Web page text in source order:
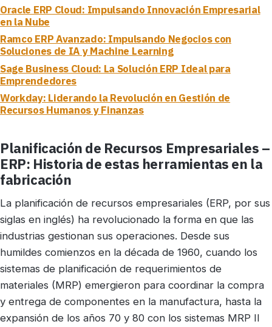
Oracle ERP Cloud: Impulsando Innovación Empresarial
en la Nube
Ramco ERP Avanzado: Impulsando Negocios con
Soluciones de IA y Machine Learning
Sage Business Cloud: La Solución ERP Ideal para
Emprendedores
Workday: Liderando la Revolución en Gestión de
Recursos Humanos y Finanzas
Planificación de Recursos Empresariales –
ERP: Historia de estas herramientas en la
fabricación
La planificación de recursos empresariales (ERP, por sus
siglas en inglés) ha revolucionado la forma en que las
industrias gestionan sus operaciones. Desde sus
humildes comienzos en la década de 1960, cuando los
sistemas de planificación de requerimientos de
materiales (MRP) emergieron para coordinar la compra
y entrega de componentes en la manufactura, hasta la
expansión de los años 70 y 80 con los sistemas MRP II